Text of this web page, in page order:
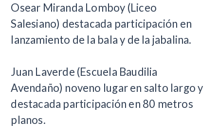
Osear Miranda Lomboy (Liceo
Salesiano) destacada participación en
lanzamiento de la bala y de la jabalina.
Juan Laverde (Escuela Baudilia
Avendaño) noveno lugar en salto largo y
destacada participación en 80 metros
planos.